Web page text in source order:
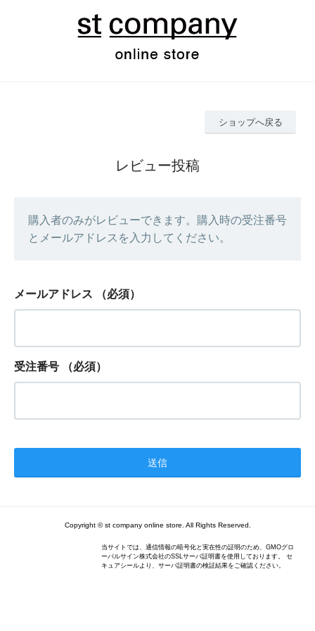
ショップへ戻る
レビュー投稿
購入者のみがレビューできます。購入時の受注番号
とメールアドレスを入力してください。
メールアドレス （必須）
受注番号 （必須）
Copyright © st company online store. All Rights Reserved.
当サイトでは、通信情報の暗号化と実在性の証明のため、GMOグロ
ーバルサイン株式会社のSSLサーバ証明書を使用しております。 セ
キュアシールより、サーバ証明書の検証結果をご確認ください。